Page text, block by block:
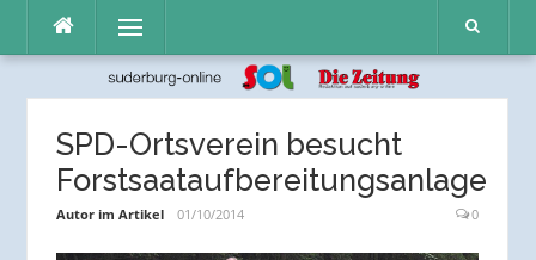
Inhalt
Menü
SPD-Ortsverein besucht
Forstsaataufbereitungsanlage
Autor im Artikel 01/10/2014 0